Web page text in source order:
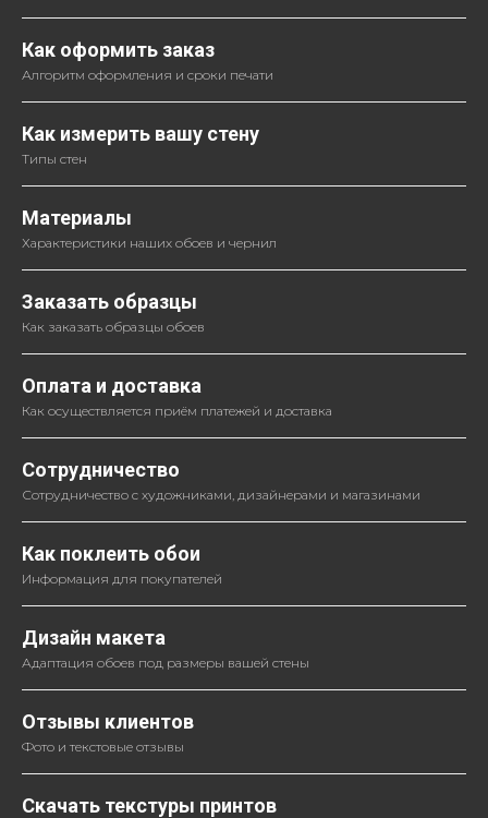
Как оформить заказ
Алгоритм оформления и сроки печати
Как измерить вашу стену
Типы стен
Материалы
Характеристики наших обоев и чернил
Заказать образцы
Как заказать образцы обоев
Оплата и доставка
Как осуществляется приём платежей и доставка
Сотрудничество
Сотрудничество с художниками, дизайнерами и магазинами
Как поклеить обои
Информация для покупателей
Дизайн макета
Адаптация обоев под размеры вашей стены
Отзывы клиентов
Фото и текстовые отзывы
Скачать текстуры принтов